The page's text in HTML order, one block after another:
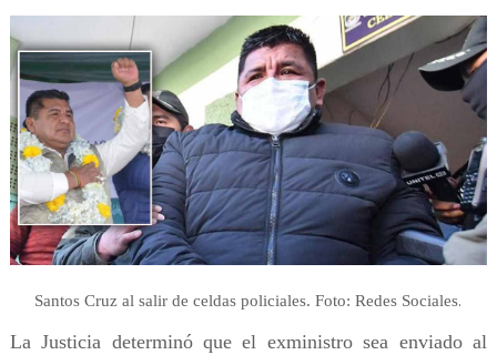
Santos Cruz al salir de celdas policiales.Foto: Redes Sociales.
La Justicia determinó que el exministro sea enviado al